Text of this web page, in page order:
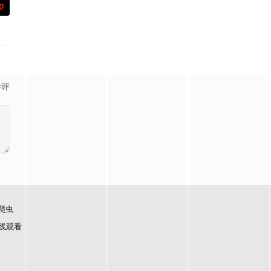
出老吴。
尔担任国防部长保镖，而叛乱分子计划在欧盟
他被说服去执行他最擅长的任务——前往波兰找回一个掌握重要信息的瑞
攻击潜水员遇害。汉密尔顿，受害者的老友，前往法国土伦军事基地展开调
评
虫
观看